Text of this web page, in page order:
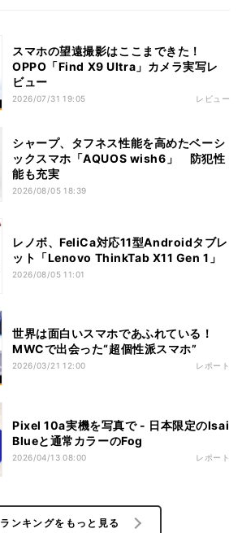
スマホの望遠撮影はここまできた！
OPPO「Find X9 Ultra」カメラ実写レ
ビュー
2026/07/31 19:05 レビュー
シャープ、タフネス性能を高めたベーシ
ックスマホ「AQUOS wish6」 防犯性
能も充実
2026/08/05 18:39
レノボ、FeliCa対応11型Androidタブレ
ット「Lenovo ThinkTab X11 Gen 1」
2026/08/05 11:01
世界は面白いスマホであふれている！
MWCで出会った“超個性派スマホ”
2026/03/21 12:00 レポート
Pixel 10a実機を写真で - 日本限定のIsai
Blueと通常カラーのFog
2026/04/13 08:00 レポート
ランキングをもっと見る